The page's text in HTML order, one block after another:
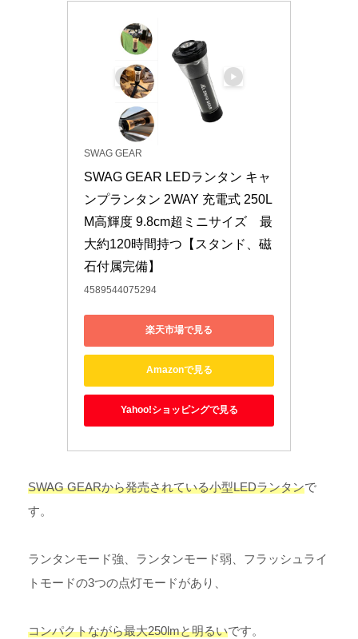
SWAG GEAR
SWAG GEAR LEDランタン キャ
ンプランタン 2WAY 充電式 250L
M高輝度 9.8cm超ミニサイズ　最
大約120時間持つ【スタンド、磁
石付属完備】
4589544075294
楽天市場で見る
Amazonで見る
Yahoo!ショッピングで見る
SWAG GEARから発売されている小型LEDランタンで
す。
ランタンモード強、ランタンモード弱、フラッシュライ
トモードの3つの点灯モードがあり、
コンパクトながら最大250lmと明るいです。